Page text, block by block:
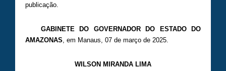
publicação.
GABINETE DO GOVERNADOR DO ESTADO DO
AMAZONAS , em Manaus, 07 de março de 2025.
WILSON MIRANDA LIMA